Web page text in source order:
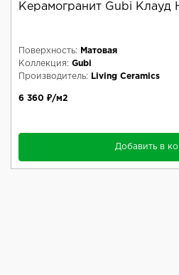
Керамогранит Gubi Клауд
Поверхность:
Матовая
Коллекция: Gubi
Производитель:
Living Ceramics
6 360 ₽/м2
Добавить в